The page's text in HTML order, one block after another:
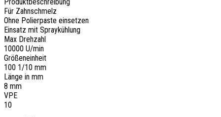
Für Zahnschmelz
Ohne Polierpaste einsetzen
Einsatz mit Spraykühlung
Max Drehzahl
10000 U/min
Größeneinheit
100 1/10 mm
Länge in mm
8 mm
VPE
10